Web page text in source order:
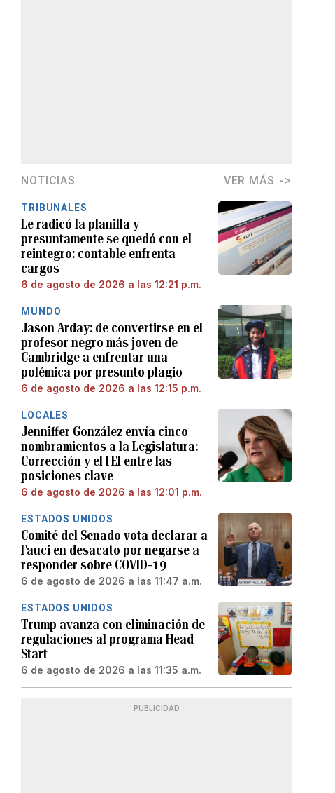
NOTICIAS VER MÁS
TRIBUNALES
Le radicó la planilla y
presuntamente se quedó con el
reintegro: contable enfrenta
cargos
6 de agosto de 2026 a las 12:21 p.m.
MUNDO
Jason Arday: de convertirse en el
profesor negro más joven de
Cambridge a enfrentar una
polémica por presunto plagio
6 de agosto de 2026 a las 12:15 p.m.
LOCALES
Jenniffer González envía cinco
nombramientos a la Legislatura:
Corrección y el FEI entre las
posiciones clave
6 de agosto de 2026 a las 12:01 p.m.
ESTADOS UNIDOS
Comité del Senado vota declarar a
Fauci en desacato por negarse a
responder sobre COVID-19
6 de agosto de 2026 a las 11:47 a.m.
ESTADOS UNIDOS
Trump avanza con eliminación de
regulaciones al programa Head
Start
6 de agosto de 2026 a las 11:35 a.m.
PUBLICIDAD